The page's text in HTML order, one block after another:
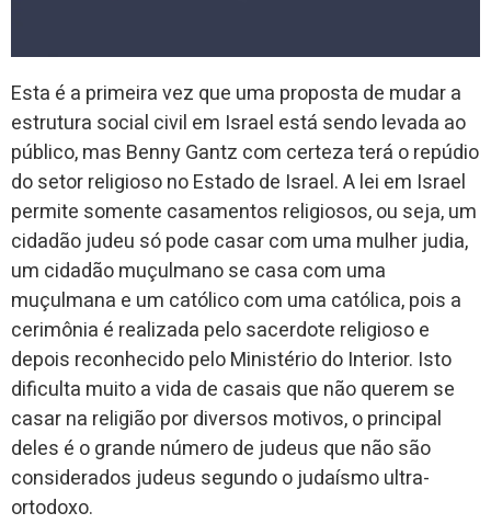
Esta é a primeira vez que uma proposta de mudar a
estrutura social civil em Israel está sendo levada ao
público, mas Benny Gantz com certeza terá o repúdio
do setor religioso no Estado de Israel. A lei em Israel
permite somente casamentos religiosos, ou seja, um
cidadão judeu só pode casar com uma mulher judia,
um cidadão muçulmano se casa com uma
muçulmana e um católico com uma católica, pois a
cerimônia é realizada pelo sacerdote religioso e
depois reconhecido pelo Ministério do Interior. Isto
dificulta muito a vida de casais que não querem se
casar na religião por diversos motivos, o principal
deles é o grande número de judeus que não são
considerados judeus segundo o judaísmo ultra-
ortodoxo.